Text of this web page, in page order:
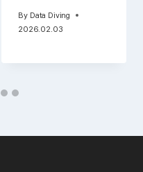
By Data Diving
2026.02.03